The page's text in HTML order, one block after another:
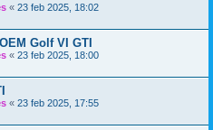
« 23 feb 2025, 18:02
Golf VI GTI
« 23 feb 2025, 18:00
« 23 feb 2025, 17:55